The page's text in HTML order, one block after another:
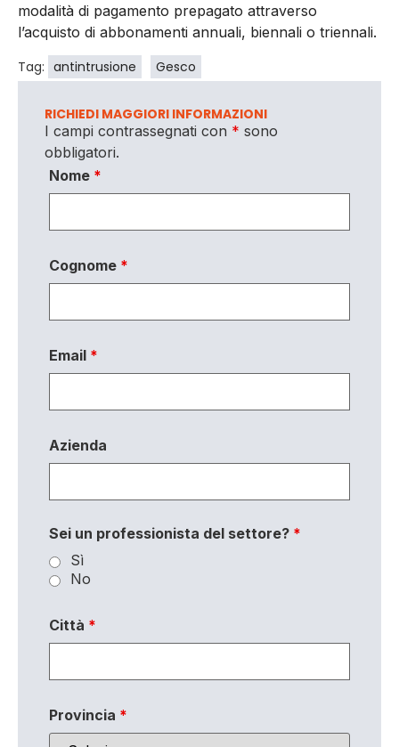
modalità di pagamento prepagato attraverso
l’acquisto di abbonamenti annuali, biennali o triennali.
Tag: antintrusione Gesco
RICHIEDI MAGGIORI INFORMAZIONI
I campi contrassegnati con * sono
obbligatori.
Nome *
Cognome *
Email *
Azienda
Sei un professionista del settore? *
Sì
No
Città *
Provincia *